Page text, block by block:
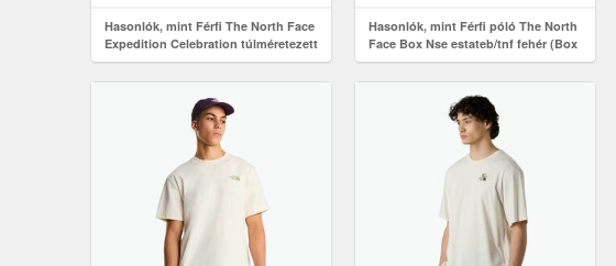
Hasonlók, mint Férfi The North Face
Expedition Celebration túlméretezett
fehér póló (Expedition Celebration
Oversized NF0A8E3CFN41)
Hasonlók, mint Férfi póló The North
Face Box Nse estateb/tnf fehér (Box
Nse NF0A87NPH4B1)